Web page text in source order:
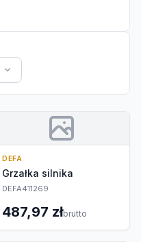
DEFA
Grzałka silnika
DEFA411269
487,97 złbrutto